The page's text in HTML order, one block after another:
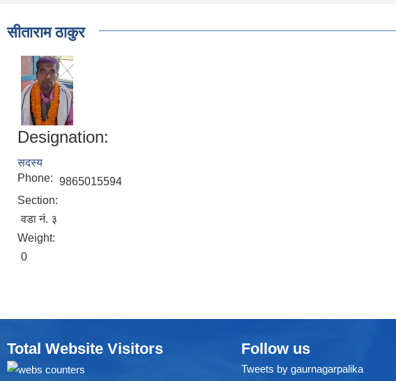
सीताराम ठाकुर
Designation:
सदस्य
Phone: 9865015594
Section:
वडा नं. ३
Weight:
0
Total Website Visitors Follow us
Tweets by gaurnagarpalika